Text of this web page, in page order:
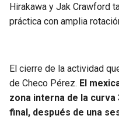
Hirakawa y Jak Crawford
práctica con amplia
El cierre de la actividad
de Checo Pérez. El
zona interna de la
final, después de una